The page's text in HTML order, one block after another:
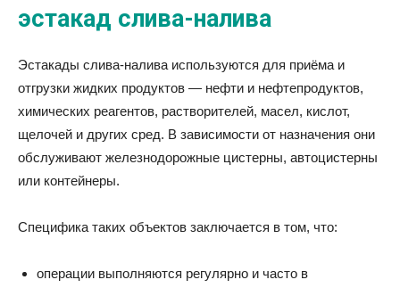
эстакад слива-налива
Эстакады слива-налива используются для приёма и
отгрузки жидких продуктов — нефти и нефтепродуктов,
химических реагентов, растворителей, масел, кислот,
щелочей и других сред. В зависимости от назначения они
обслуживают железнодорожные цистерны, автоцистерны
или контейнеры.
Специфика таких объектов заключается в том, что:
операции выполняются регулярно и часто в